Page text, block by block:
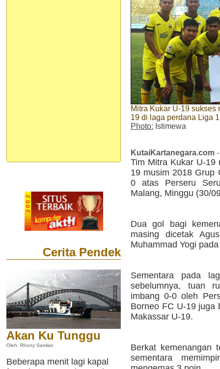
Cerita Pendek
Akan Ku Tunggu
Oleh: Rhony Samlan
Beberapa menit lagi kapal
Mitra Kukar U-19 sukses
19 di laga perdana Liga
Photo: Istimewa
KutaiKartanegara.com
Tim Mitra Kukar U-19
19 musim 2018 Grup
0 atas Perseru
Malang, Minggu (30/
Dua gol bagi
masing dicetak
Muhammad Yogi
Sementara pada
sebelumnya, tuan
imbang 0-0 oleh
Borneo FC U-19 juga
Makassar U-19.
Berkat kemenangan
sementara